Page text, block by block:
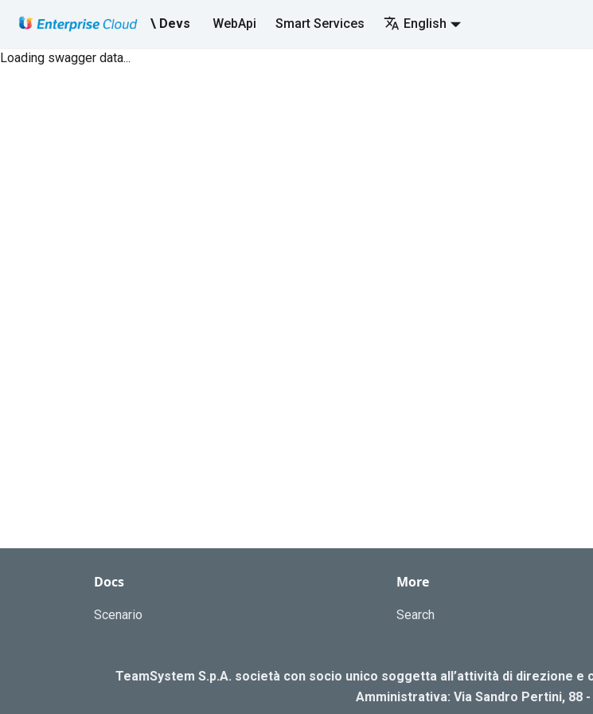
\ Devs WebApi Smart Services English
Loading swagger data...
Docs
Scenario
More
Search
TeamSystem S.p.A. società con socio unico soggetta all’attività di direzione e
Amministrativa: Via Sandro Pertini, 88